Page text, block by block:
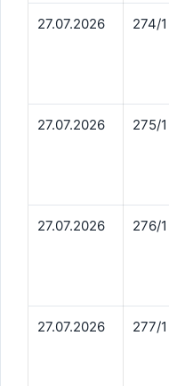
27.07.2026 274/1
27.07.2026 275/1
27.07.2026 276/1
27.07.2026 277/1